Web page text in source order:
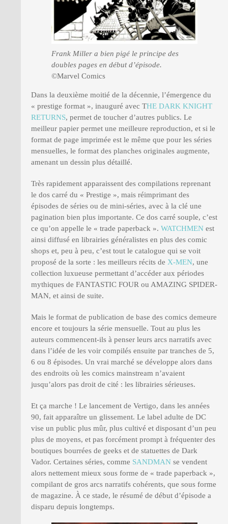
Frank Miller a bien pigé le principe des
doubles pages en début d’épisode.
©Marvel Comics
Dans la deuxième moitié de la décennie, l’émergence du
« prestige format », inauguré avec THE DARK KNIGHT
RETURNS, permet de toucher d’autres publics. Le
meilleur papier permet une meilleure reproduction, et si le
format de page imprimée est le même que pour les séries
mensuelles, le format des planches originales augmente,
amenant un dessin plus détaillé.
Très rapidement apparaissent des compilations reprenant
le dos carré du « Prestige », mais réimprimant des
épisodes de séries ou de mini-séries, avec à la clé une
pagination bien plus importante. Ce dos carré souple, c’est
ce qu’on appelle le « trade paperback ». WATCHMEN est
ainsi diffusé en librairies généralistes en plus des comic
shops et, peu à peu, c’est tout le catalogue qui se voit
proposé de la sorte : les meilleurs récits de X-MEN, une
collection luxueuse permettant d’accéder aux périodes
mythiques de FANTASTIC FOUR ou AMAZING SPIDER-
MAN, et ainsi de suite.
Mais le format de publication de base des comics demeure
encore et toujours la série mensuelle. Tout au plus les
auteurs commencent-ils à penser leurs arcs narratifs avec
dans l’idée de les voir compilés ensuite par tranches de 5,
6 ou 8 épisodes. Un vrai marché se développe alors dans
des endroits où les comics mainstream n’avaient
jusqu’alors pas droit de cité : les librairies sérieuses.
Et ça marche ! Le lancement de Vertigo, dans les années
90, fait apparaître un glissement. Le label adulte de DC
vise un public plus mûr, plus cultivé et disposant d’un peu
plus de moyens, et pas forcément prompt à fréquenter des
boutiques bourrées de geeks et de statuettes de Dark
Vador. Certaines séries, comme SANDMAN se vendent
alors nettement mieux sous forme de « trade paperback »,
compilant de gros arcs narratifs cohérents, que sous forme
de magazine. À ce stade, le résumé de début d’épisode a
disparu depuis longtemps.